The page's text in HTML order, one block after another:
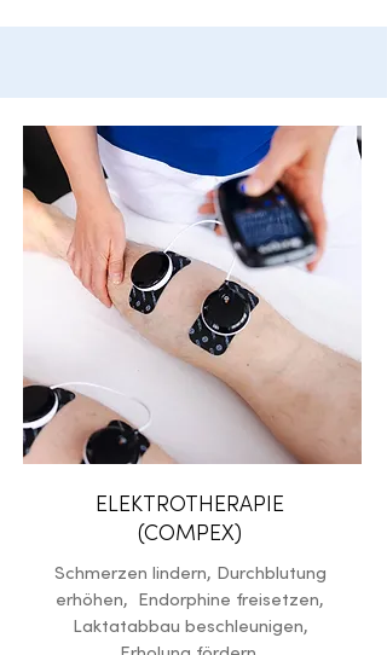
ELEKTROTHERAPIE
(COMPEX)
Schmerzen lindern, Durchblutung
erhöhen, Endorphine freisetzen,
Laktatabbau beschleunigen,